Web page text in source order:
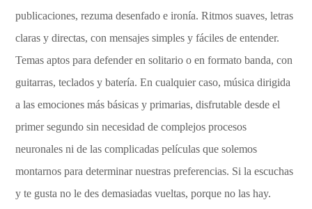
publicaciones, rezuma desenfado e ironía. Ritmos suaves, letras
claras y directas, con mensajes simples y fáciles de entender.
Temas aptos para defender en solitario o en formato banda, con
guitarras, teclados y batería. En cualquier caso, música dirigida
a las emociones más básicas y primarias, disfrutable desde el
primer segundo sin necesidad de complejos procesos
neuronales ni de las complicadas películas que solemos
montarnos para determinar nuestras preferencias. Si la escuchas
y te gusta no le des demasiadas vueltas, porque no las hay.